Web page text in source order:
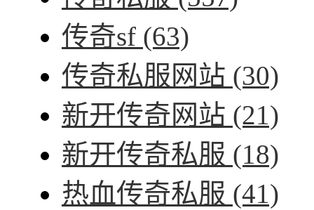
传奇sf (63)
传奇私服网站 (30)
新开传奇网站 (21)
新开传奇私服 (18)
热血传奇私服 (41)